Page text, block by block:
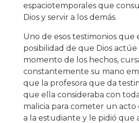
espaciotemporales que
Dios y servir a los demás.
Uno de esos testimonios
posibilidad de que Dios
momento de los hechos,
constantemente su mano
que la profesora que da
que ella consideraba con
malicia para cometer un
a la estudiante y le pidió que